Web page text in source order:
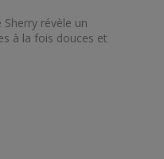
révèle un
à la fois douces et